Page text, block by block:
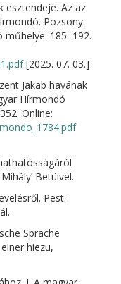
esztendeje. Az az
Pozsony:
185–192.
[2025. 07. 03.]
Jakab havának
Hírmondó
Online:
Betüivel.
Pest:
Sprache
hiezu,